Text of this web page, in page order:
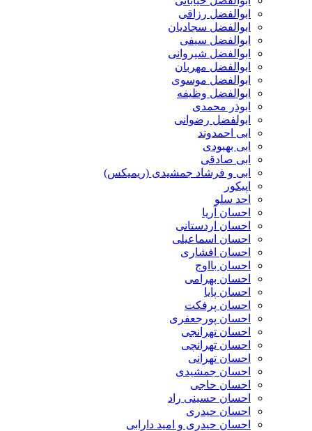
ابوالفضل رزاقی
ابوالفضل سجادیان
ابوالفضل سیفی
ابوالفضل شیروانی
ابوالفضل مهربان
ابوالفضل موسوی
ابوالفضل وظیفه
ابوذر محمدی
ابولفضل رضوانی
ابی احمدوند
ابی بهبودی
ابی صادقی
ابی و فرشاد جمشیدی (ریمیکس)
اپیکور
احد سلو
احسان آریا
احسان اردستانی
احسان اسماعیلی
احسان افشاری
احسان بااوج
احسان بهرامی
احسان پایا
احسان پرفکت
احسان پورجعفری
احسان تهرانجی
احسان تهرانچی
احسان تهرانی
احسان جمشیدی
احسان حاجی
احسان حسینی راد
احسان حیدری
احسان حیدری و امید دارابی